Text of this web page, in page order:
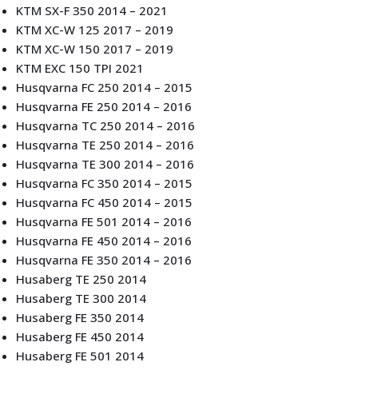
KTM SX-F 350 2014 – 2021
KTM XC-W 125 2017 – 2019
KTM XC-W 150 2017 – 2019
KTM EXC 150 TPI 2021
Husqvarna FC 250 2014 – 2015
Husqvarna FE 250 2014 – 2016
Husqvarna TC 250 2014 – 2016
Husqvarna TE 250 2014 – 2016
Husqvarna TE 300 2014 – 2016
Husqvarna FC 350 2014 – 2015
Husqvarna FC 450 2014 – 2015
Husqvarna FE 501 2014 – 2016
Husqvarna FE 450 2014 – 2016
Husqvarna FE 350 2014 – 2016
Husaberg TE 250 2014
Husaberg TE 300 2014
Husaberg FE 350 2014
Husaberg FE 450 2014
Husaberg FE 501 2014